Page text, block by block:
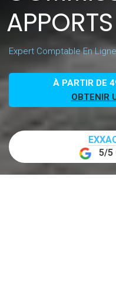
Expert Comptable En Ligne
À PARTIR DE
OBTENIR
5/5